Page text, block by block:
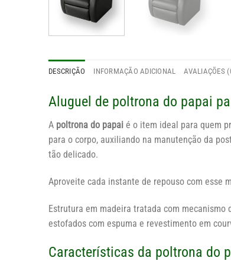
DESCRIÇÃO INFORMAÇÃO ADICIONAL AVALIAÇÕES
Aluguel de poltrona do papai
A poltrona do papai é o item ideal para quem
para o corpo, auxiliando na manutenção da
tão delicado.
Aproveite cada instante de repouso com esse
Estrutura em madeira tratada com
estofados com espuma e revestimento em
Características da poltrona do